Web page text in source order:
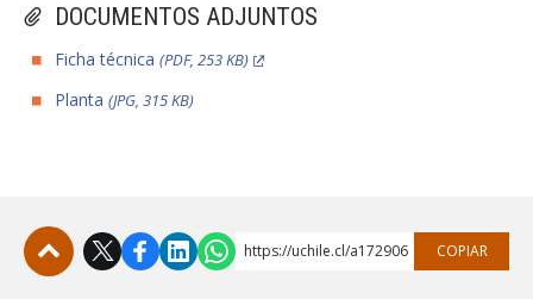
DOCUMENTOS ADJUNTOS
Ficha técnica (PDF, 253 KB)
Planta (JPG, 315 KB)
https://uchile.cl/a172906 COPIAR